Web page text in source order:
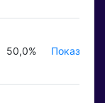
50,0% Показать ₽